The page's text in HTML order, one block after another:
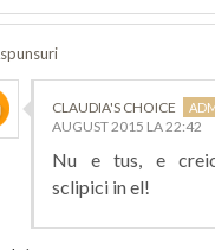
CLAUDIA'S CHOICE
AUGUST 2015 LA 22:42
Nu e tus, e
sclipici in el!